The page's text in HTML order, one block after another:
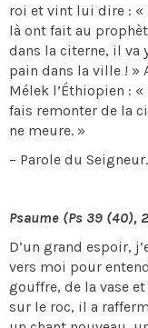
roi et vint lui dire : «
là ont fait au
dans la citerne, il va
pain dans la ville ! »
Mélek l’Éthiopien :
fais remonter de la
ne meure. »
– Parole du Seigneur.
Psaume (Ps 39 (40),
D’un grand espoir,
vers moi pour
gouffre, de la vase
sur le roc, il a